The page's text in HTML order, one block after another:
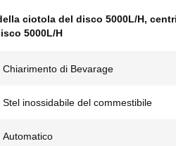
ciotola del disco 5000L/H,
5000L/H
Chiarimento di Bevarage
Stel inossidabile del commestibile
Automatico